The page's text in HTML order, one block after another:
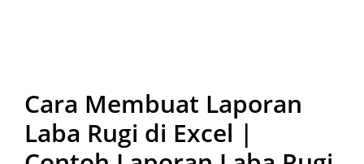
Cara Membuat Laporan
Laba Rugi di Excel |